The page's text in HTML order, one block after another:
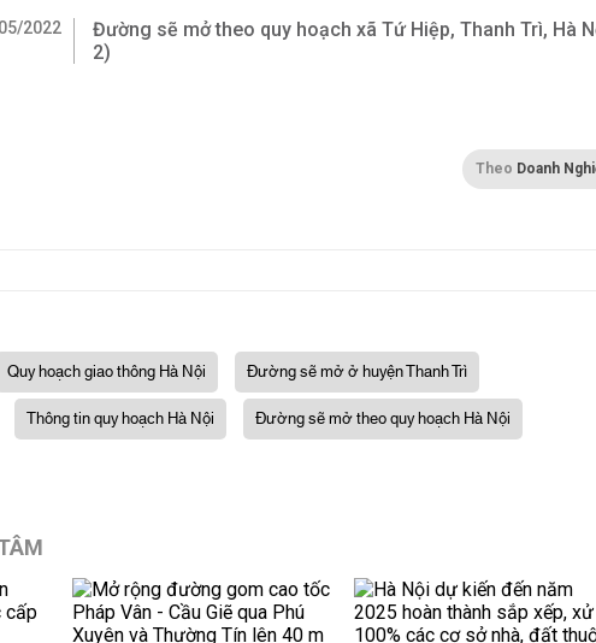
2022
Đường sẽ mở theo quy hoạch xã Tứ Hiệp, Thanh Trì, Hà
2)
Theo Doanh
Quy hoạch giao thông Hà Nội
Đường sẽ mở ở huyện Thanh Trì
Thông tin quy hoạch Hà Nội
Đường sẽ mở theo quy hoạch Hà Nội